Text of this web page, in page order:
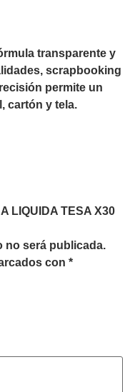
transparente y
scrapbooking
permite un
cartón y tela.
LIQUIDA TESA X30
no será publicada.
con *